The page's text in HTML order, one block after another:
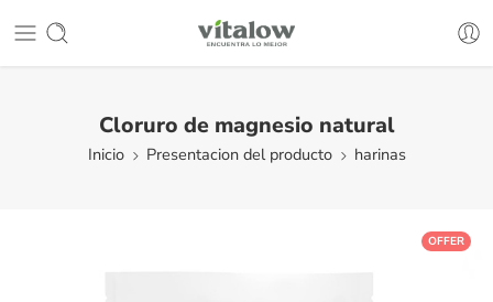
Cloruro de magnesio natural
Inicio Presentacion del producto harinas
OFFER